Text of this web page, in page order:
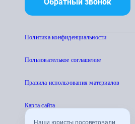
Наши юристы посоветовали
Политика конфиденциальности
Пользователькое соглашение
Правила использования материалов
Карта сайта